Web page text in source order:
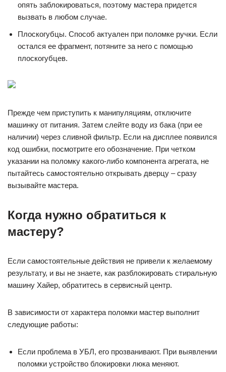
опять заблокироваться, поэтому мастера придется
вызвать в любом случае.
Плоскогубцы. Способ актуален при поломке ручки. Если
остался ее фрагмент, потяните за него с помощью
плоскогубцев.
Прежде чем приступить к манипуляциям, отключите
машинку от питания. Затем слейте воду из бака (при ее
наличии) через сливной фильтр. Если на дисплее появился
код ошибки, посмотрите его обозначение. При четком
указании на поломку какого-либо компонента агрегата, не
пытайтесь самостоятельно открывать дверцу – сразу
вызывайте мастера.
Когда нужно обратиться к
мастеру?
Если самостоятельные действия не привели к желаемому
результату, и вы не знаете, как разблокировать стиральную
машину Хайер, обратитесь в сервисный центр.
В зависимости от характера поломки мастер выполнит
следующие работы:
Если проблема в УБЛ, его прозванивают. При выявлении
поломки устройство блокировки люка меняют.